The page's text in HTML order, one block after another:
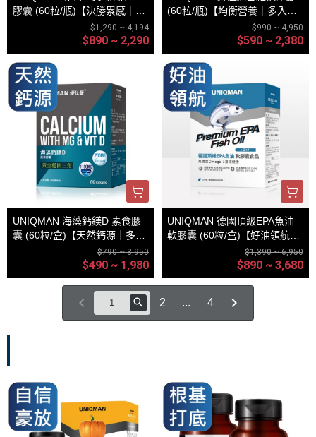
膠囊 (60粒/瓶)【決勝累感｜多
$1,290 ~ 4,194
$890 ~ 2,290
(60粒/瓶)【均衡營養｜多入更
$990 ~ 4,950
$590 ~ 2,380
UNIQMAN 海藻鈣鎂D 素食膠
囊 (60粒/盒)【天然鈣源｜多入
$790 ~ 3,950
$490 ~ 1,980
UNIQMAN 德國頂級EPA魚油
軟膠囊 (60粒/盒)【好油領航｜
$1,390 ~ 6,950
$890 ~ 3,680
2 ... 4